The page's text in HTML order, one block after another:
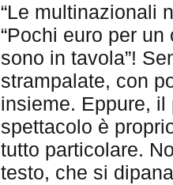
“Le multinazionali
“Pochi euro per un
sono in tavola”!
strampalate, con
insieme. Eppure,
spettacolo è
tutto particolare.
testo, che si